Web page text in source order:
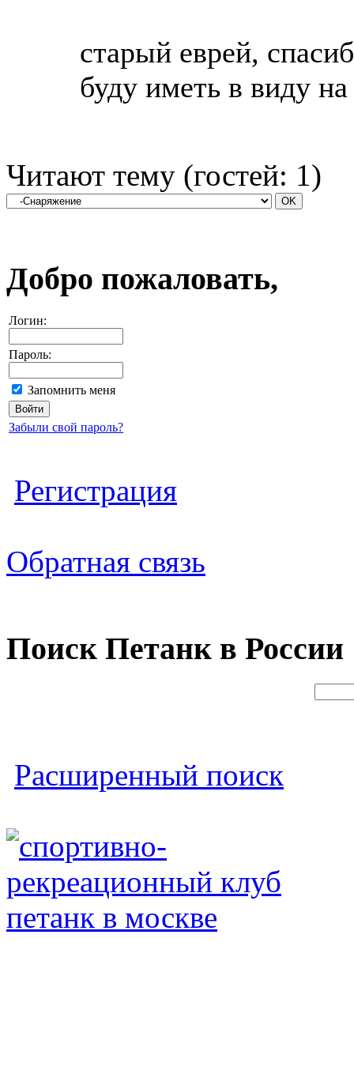
старый еврей,
буду иметь в виду
Читают тему (гостей: 1)
Добро пожаловать,
Логин:
Пароль:
Запомнить меня
Забыли свой пароль?
Регистрация
Обратная связь
Поиск Петанк в России
Расширенный поиск